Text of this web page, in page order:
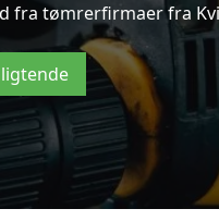
fra tømrerfirmaer fra